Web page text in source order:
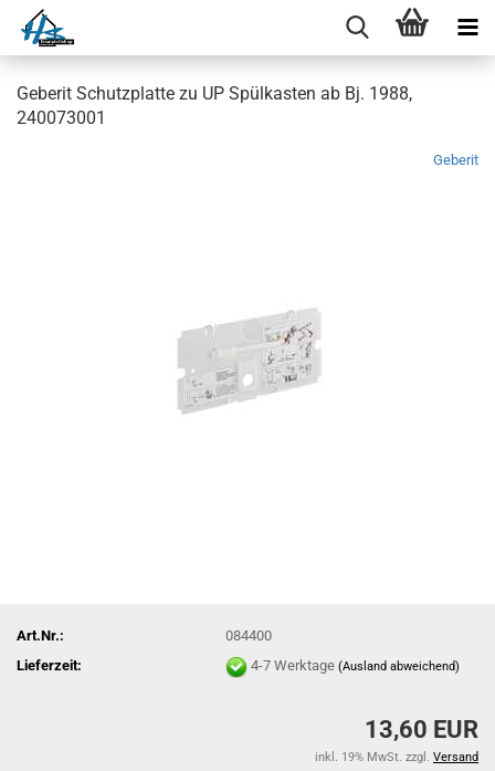
Geberit Schutzplatte zu UP Spülkasten ab Bj. 1988,
240073001
Geberit
Art.Nr.:
084400
Lieferzeit:
4-7 Werktage(Ausland abweichend)
13,60 EUR
inkl. 19% MwSt. zzgl. Versand